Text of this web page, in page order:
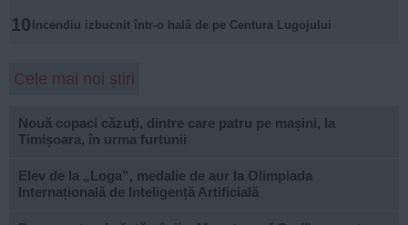
10 Incendiu izbucnit într-o hală de pe Centura Lugojului
Cele mai noi știri
Nouă copaci căzuți, dintre care patru pe mașini, la
Timișoara, în urma furtunii
Elev de la „Loga”, medalie de aur la Olimpiada
Internațională de Inteligență Artificială